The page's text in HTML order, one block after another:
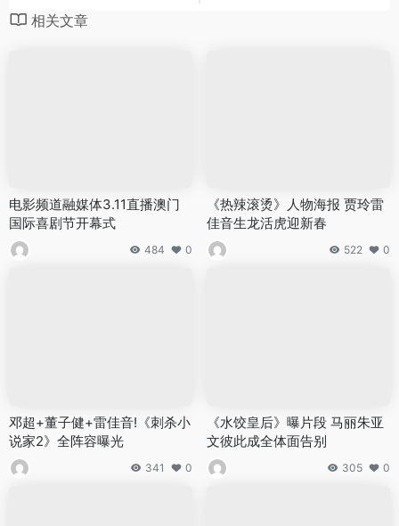
相关文章
电影频道融媒体3.11直播澳门
国际喜剧节开幕式
484 0
《热辣滚烫》人物海报 贾玲雷
佳音生龙活虎迎新春
522 0
邓超+董子健+雷佳音!《刺杀小
说家2》全阵容曝光
341 0
《水饺皇后》曝片段 马丽朱亚
文彼此成全体面告别
305 0